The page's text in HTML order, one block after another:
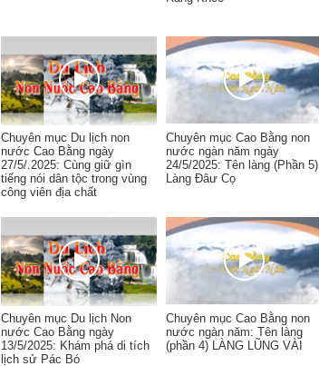
Chuyên mục Du lịch non
nước Cao Bằng ngày
27/5/.2025: Cùng giữ gìn
tiếng nói dân tộc trong vùng
công viên địa chất
Chuyên mục Cao Bằng non
nước ngàn năm ngày
24/5/2025: Tên làng (Phần 5)
Làng Đâư Cọ
Chuyên mục Du lịch Non
nước Cao Bằng ngày
13/5/2025: Khám phá di tích
lịch sử Pác Bó
Chuyên mục Cao Bằng non
nước ngàn năm: Tên làng
(phần 4) LÀNG LŨNG VÀI